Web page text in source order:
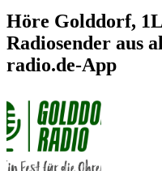
Höre Golddorf,
Radiosender aus
radio.de-App